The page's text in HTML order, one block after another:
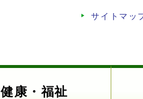
サイトマッ
健康・福祉